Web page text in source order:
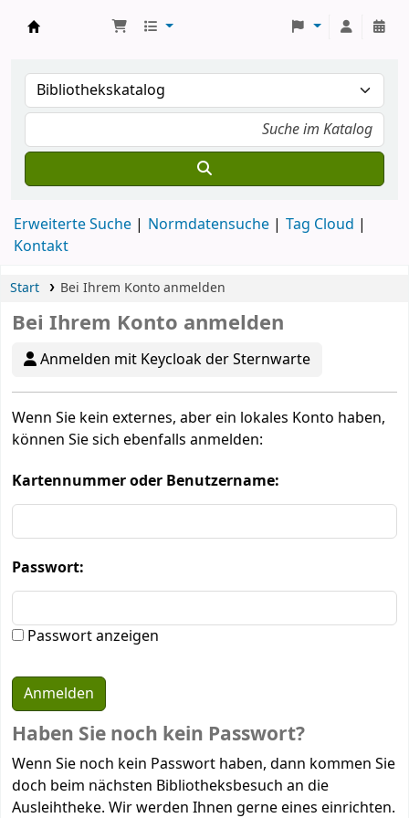
Erweiterte Suche Normdatensuche
Tag Cloud
Kontakt
Start Bei Ihrem Konto anmelden
Bei Ihrem Konto anmelden
Anmelden mit Keycloak der Sternwarte
Wenn Sie kein externes, aber ein lokales Konto haben,
können Sie sich ebenfalls anmelden:
Kartennummer oder Benutzername:
Passwort:
Passwort anzeigen
Haben Sie noch kein Passwort?
Wenn Sie noch kein Passwort haben, dann kommen Sie
doch beim nächsten Bibliotheksbesuch an die
Ausleihtheke. Wir werden Ihnen gerne eines einrichten.